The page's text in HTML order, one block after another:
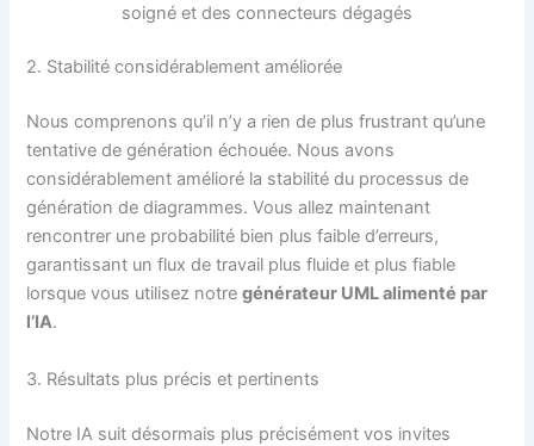
soigné et des connecteurs dégagés
2. Stabilité considérablement améliorée
Nous comprenons qu’il n’y a rien de plus frustrant qu’une
tentative de génération échouée. Nous avons
considérablement amélioré la stabilité du processus de
génération de diagrammes. Vous allez maintenant
rencontrer une probabilité bien plus faible d’erreurs,
garantissant un flux de travail plus fluide et plus fiable
lorsque vous utilisez notregénérateur UML alimenté par
l’IA.
3. Résultats plus précis et pertinents
Notre IA suit désormais plus précisément vos invites